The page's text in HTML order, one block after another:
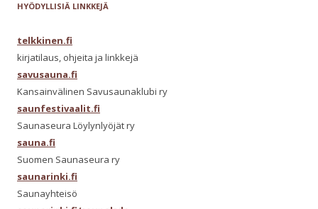
HYÖDYLLISIÄ LINKKEJÄ
telkkinen.fi
kirjatilaus, ohjeita ja linkkejä
savusauna.fi
Kansainvälinen Savusaunaklubi ry
saunfestivaalit.fi
Saunaseura Löylynlyöjät ry
sauna.fi
Suomen Saunaseura ry
saunarinki.fi
Saunayhteisö